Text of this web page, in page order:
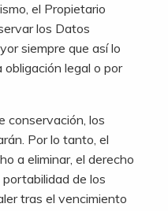
el Propietario
los Datos
siempre que así lo
obligación legal o por
conservación, los
Por lo tanto, el
a eliminar, el derecho
de los
tras el vencimiento